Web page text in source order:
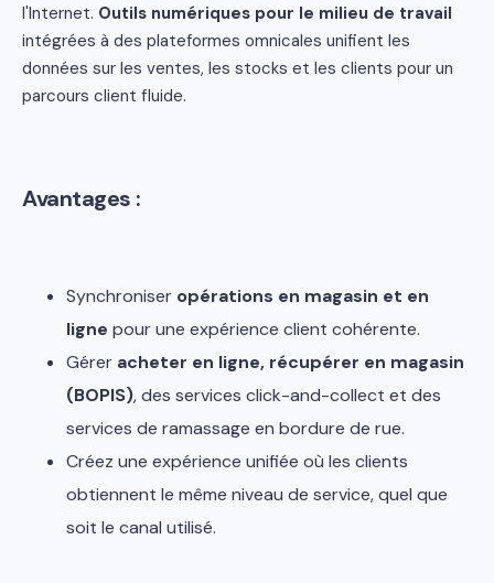
l'Internet. Outils numériques pour le milieu de travail
intégrées à des plateformes omnicales unifient les
données sur les ventes, les stocks et les clients pour un
parcours client fluide.
Avantages :
Synchroniser opérations en magasin et en
ligne pour une expérience client cohérente.
Gérer acheter en ligne, récupérer en magasin
(BOPIS), des services click-and-collect et des
services de ramassage en bordure de rue.
Créez une expérience unifiée où les clients
obtiennent le même niveau de service, quel que
soit le canal utilisé.